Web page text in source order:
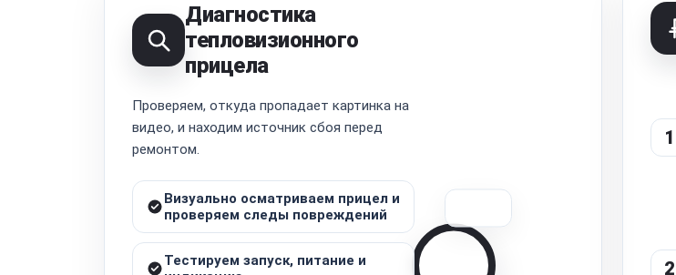
Диагностика
тепловизионного
прицела
Проверяем, откуда пропадает картинка на
видео, и находим источник сбоя перед
ремонтом.
Визуально осматриваем прицел и
проверяем следы повреждений
Тестируем запуск, питание и
1
2